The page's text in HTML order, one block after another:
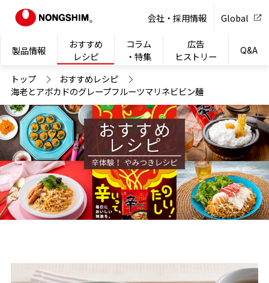
製品情報
おすすめ
レシピ
コラム
・特集
広告
ヒストリー
Q&A
会社・採用情報 Global
トップ
おすすめレシピ
海老とアボカドのグレープフルーツマリネビビン麺